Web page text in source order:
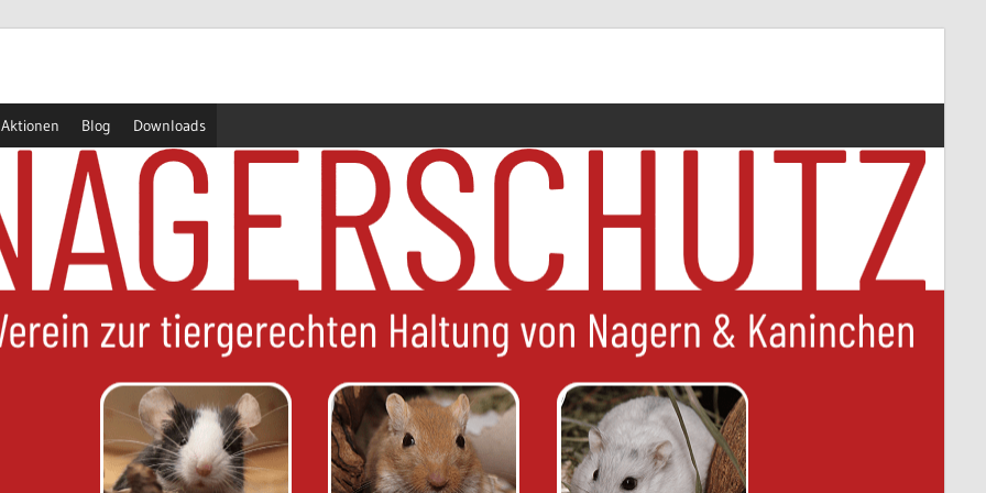
Aktionen Blog Downloads